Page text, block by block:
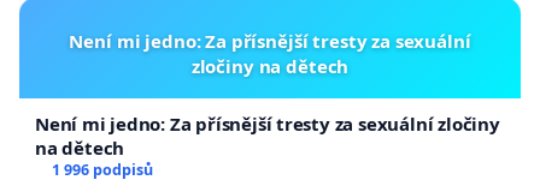
Není mi jedno: Za přísnější tresty za sexuální
zločiny na dětech
Není mi jedno: Za přísnější tresty za sexuální zločiny
na dětech
1 996 podpisů